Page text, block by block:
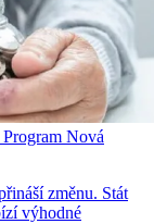
Nová
změnu. Stát
výhodné